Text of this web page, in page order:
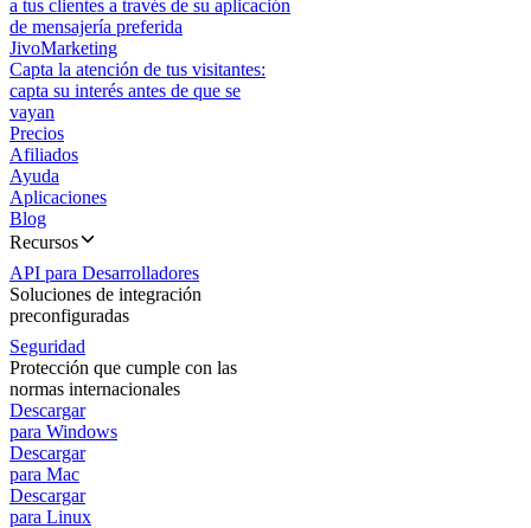
a tus clientes a través de su aplicación
de mensajería preferida
JivoMarketing
Capta la atención de tus visitantes:
capta su interés antes de que se
vayan
Precios
Afiliados
Ayuda
Aplicaciones
Blog
Recursos
API para Desarrolladores
Soluciones de integración
preconfiguradas
Seguridad
Protección que cumple con las
normas internacionales
Descargar
para Windows
Descargar
para Mac
Descargar
para Linux